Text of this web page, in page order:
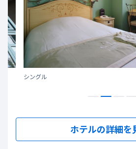
シングル
ホテルの詳細を